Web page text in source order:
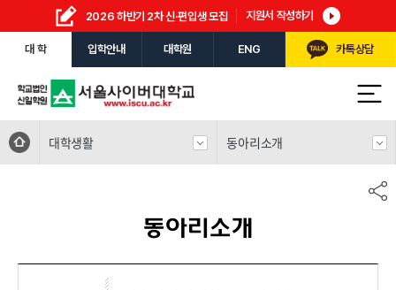
2026 하반기 2차 신·편입생 모집 지원서 작성하기
대 학 입학안내 대학원 ENG 카톡상담
대학생활 동아리소개
동아리소개